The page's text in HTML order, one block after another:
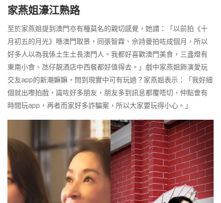
家燕姐濠江熟路
至於家燕姐提到澳門亦有種莫名的親切感覺，她謂：「以前拍《十
月初五的月光》喺澳門取景，同張智霖、佘詩曼拍咗成個月，所以
好多人以為我係土生土長澳門人。我都好喜歡澳門美食，三盞燈有
東南小食、氹仔靚酒店中西餐都好值得去。」戲中家燕姐飾演愛玩
交友app的新潮嫲嫲，問到現實中可有玩過？家燕姐表示：「我好細
個就出嚟拍戲，識咗好多朋友，朋友多到訊息都覆唔切，仲點會有
時間玩app，再者而家好多詐騙案，所以大家要玩得小心。」